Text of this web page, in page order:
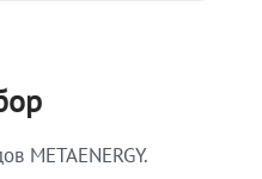
METAENERGY.